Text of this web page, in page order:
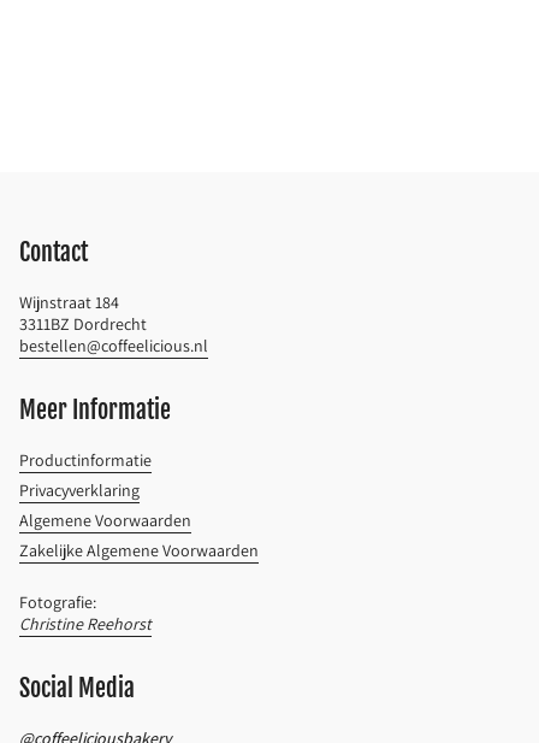
Contact
Wijnstraat 184
3311BZ Dordrecht
bestellen@coffeelicious.nl
Meer Informatie
Productinformatie
Privacyverklaring
Algemene Voorwaarden
Zakelijke Algemene Voorwaarden
Fotografie:
Christine Reehorst
Social Media
@coffeeliciousbakery